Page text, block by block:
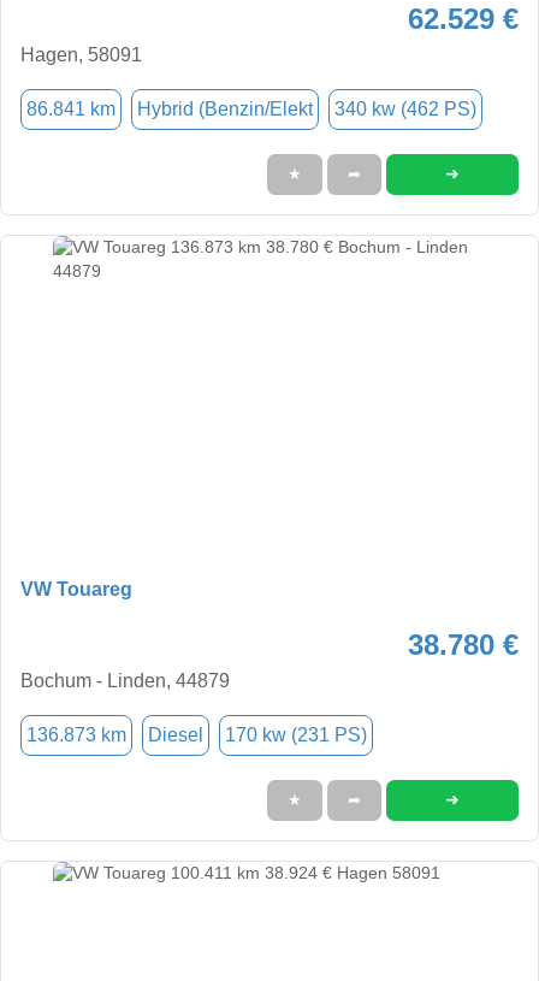
62.529 €
Hagen, 58091
86.841 km Hybrid (Benzin/Elekt 340 kw (462 PS)
★ ➦ ➜
VW Touareg
38.780 €
Bochum - Linden, 44879
136.873 km Diesel 170 kw (231 PS)
★ ➦ ➜